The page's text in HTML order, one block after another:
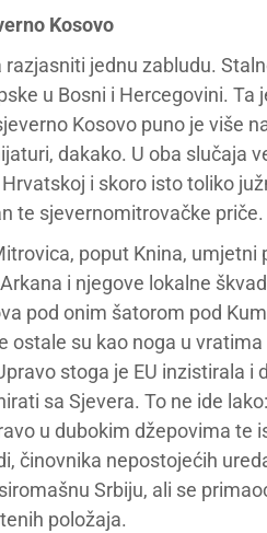
Kosovo
razjasniti jednu zabludu.
u Bosni i Hercegovini.
Kosovo puno je više
dakako. U oba slučaja
i skoro isto toliko
te sjevernomitrovačke priče.
poput Knina,
i njegove lokalne
pod onim šatorom pod
ostale su kao noga u
stoga je EU inzistirala i
sa Sjevera. To ne ide
u dubokim džepovima te
činovnika nepostojećih
Srbiju, ali se
položaja.